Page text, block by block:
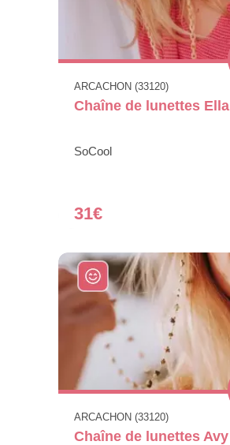
ARCACHON (33120)
Chaîne de lunettes Ella
SoCool
31€
ARCACHON (33120)
Chaîne de lunettes Avy